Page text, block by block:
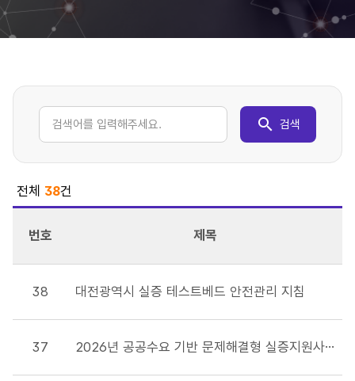
검색
전체 38건
번호 제목
38 대전광역시 실증 테스트베드 안전관리 지침
37 2026년 공공수요 기반 문제해결형 실증지원사업 안내